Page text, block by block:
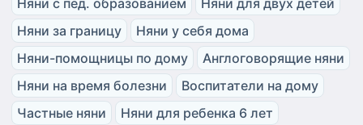
Няни за границу
Няни у себя дома
Няни-помощницы по дому
Англоговорящие няни
Няни на время болезни
Воспитатели на дому
Частные няни
Няни для ребенка 6 лет